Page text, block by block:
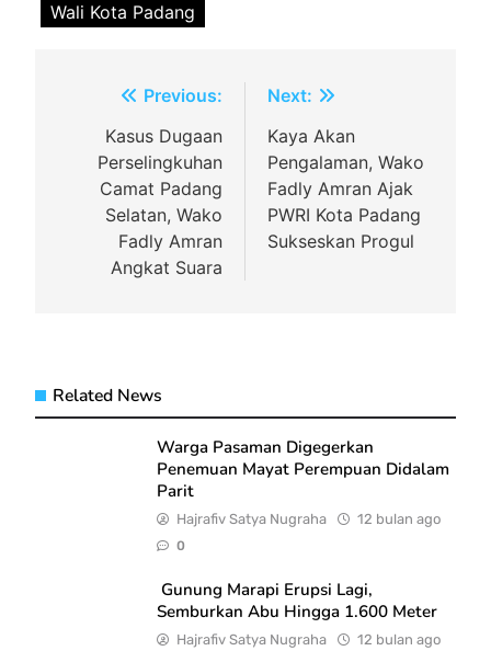
Wali Kota Padang
NavigasiPrevious:
Kasus Dugaan
Perselingkuhan
Camat Padang
Selatan, Wako
Fadly Amran
Angkat Suara
Next:
Kaya Akan
Pengalaman, Wako
Fadly Amran Ajak
PWRI Kota Padang
Sukseskan Progul
Related News
Warga Pasaman Digegerkan
Penemuan Mayat Perempuan Didalam
Parit
Hajrafiv Satya Nugraha 12 bulan ago
0
Gunung Marapi Erupsi Lagi,
Semburkan Abu Hingga 1.600 Meter
Hajrafiv Satya Nugraha 12 bulan ago